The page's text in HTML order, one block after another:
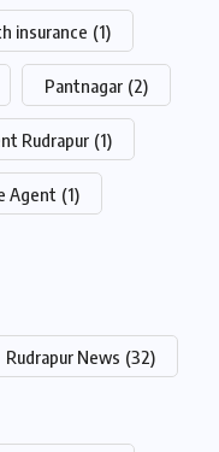
insurance (1)
Pantnagar (2)
Rudrapur (1)
Agent (1)
Rudrapur News (32)